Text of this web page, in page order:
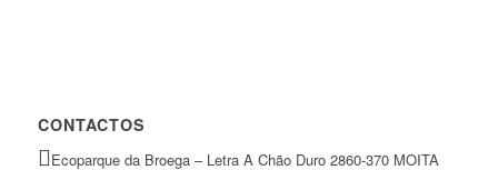
CONTACTOS
Ecoparque da Broega – Letra A Chão Duro 2860-370 MOITA